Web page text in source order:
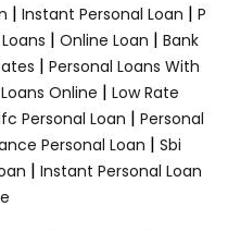
| Instant Personal Loan | P
| Online Loan | Bank
| Personal Loans With
Online | Low Rate
Personal Loan | Personal
Personal Loan | Sbi
| Instant Personal Loan